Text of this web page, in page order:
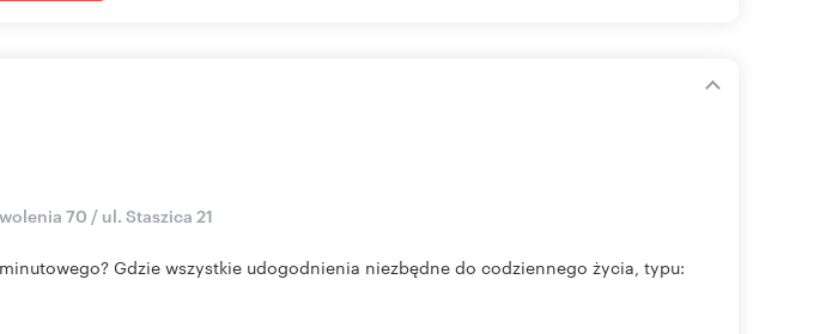
70 / ul. Staszica 21
Gdzie wszystkie udogodnienia niezbędne do codziennego życia, typu: